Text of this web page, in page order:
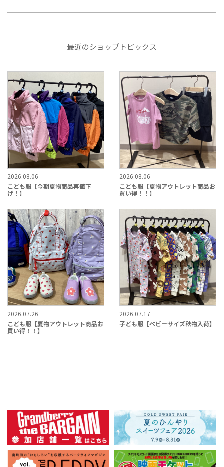
最近のショップトピックス
2026.08.06
こども服【今期夏物商品再値下
げ！】
2026.08.06
こども服【夏物アウトレット商品お
買い得！！】
2026.07.26
こども服【夏物アウトレット商品お
買い得！！】
2026.07.17
子ども服【ベビーサイズ秋物入荷】